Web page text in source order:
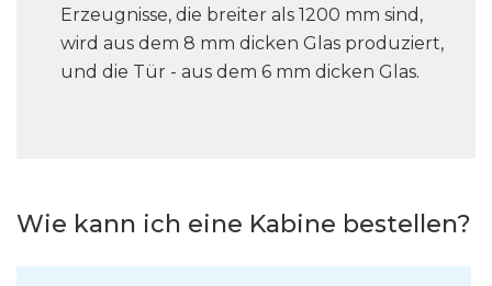
Erzeugnisse, die breiter als 1200 mm sind,
wird aus dem 8 mm dicken Glas produziert,
und die Tür - aus dem 6 mm dicken Glas.
Wie kann ich eine Kabine bestellen?